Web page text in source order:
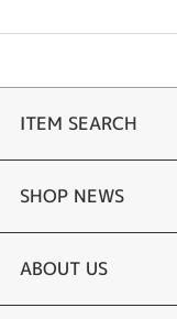
ITEM SEARCH
婚約指輪
結婚指輪
SHOP NEWS
商品一覧
ABOUT US